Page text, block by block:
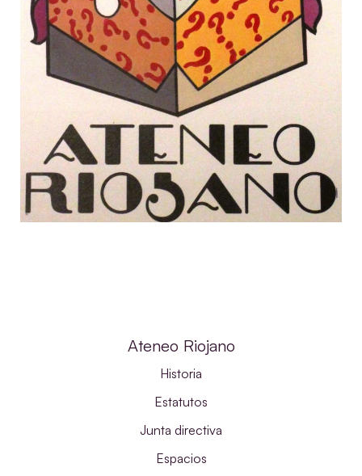
Ateneo Riojano
Historia
Estatutos
Junta directiva
Espacios